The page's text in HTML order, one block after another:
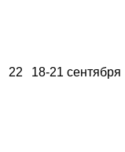
22 18-21 сентября